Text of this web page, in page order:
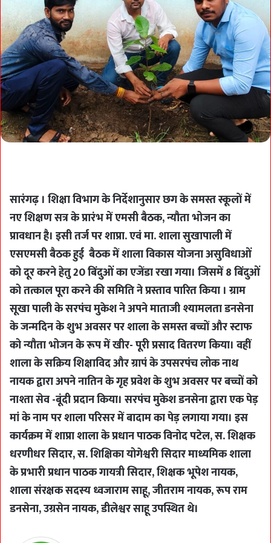
सारंगढ़ । शिक्षा विभाग के निर्देशानुसार छग के समस्त स्कूलों में
नए शिक्षण सत्र के प्रारंभ में एमसी बैठक, न्यौता भोजन का
प्रावधान है। इसी तर्ज पर शाप्रा. एवं मा. शाला सुखापाली में
एसएमसी बैठक हुई बैठक में शाला विकास योजना असुविधाओं
को दूर करने हेतु 20 बिंदुओं का एजेंडा रखा गया। जिसमें 8 बिंदुओं
को तत्काल पूरा करने की समिति ने प्रस्ताव पारित किया । ग्राम
सूखा पाली के सरपंच मुकेश ने अपने माताजी श्यामलता डनसेना
के जन्मदिन के शुभ अवसर पर शाला के समस्त बच्चों और स्टाफ
को न्यौता भोजन के रूप में खीर- पूरी प्रसाद वितरण किया। वहीं
शाला के सक्रिय शिक्षाविद और ग्रापं के उपसरपंच लोक नाथ
नायक द्वारा अपने नातिन के गृह प्रवेश के शुभ अवसर पर बच्चों को
नाश्ता सेव -बूंदी प्रदान किया। सरपंच मुकेश डनसेना द्वारा एक पेड़
मां के नाम पर शाला परिसर में बादाम का पेड़ लगाया गया। इस
कार्यक्रम में शाप्रा शाला के प्रधान पाठक विनोद पटेल, स. शिक्षक
धरणीधर सिदार, स. शिक्षिका योगेश्वरी सिदार माध्यमिक शाला
के प्रभारी प्रधान पाठक गायत्री सिदार, शिक्षक भूपेश नायक,
शाला संरक्षक सदस्य ध्वजाराम साहू, जीतराम नायक, रूप राम
डनसेना, उग्रसेन नायक, डीलेश्वर साहू उपस्थित थे।